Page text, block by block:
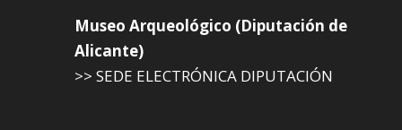
Museo Arqueológico (Diputación de
Alicante)
>> SEDE ELECTRÓNICA DIPUTACIÓN